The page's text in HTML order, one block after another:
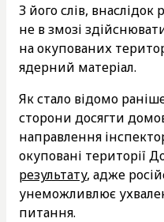
З його слів, внаслідок
не в змозі
на окупованих
ядерний матеріал.
Як стало відомо
сторони досягти
направлення
окуповані території
результату, адже
унеможливлює
питання.